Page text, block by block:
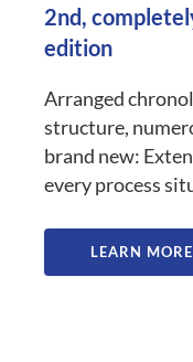
2nd,
edition
Arranged
structure,
brand new:
every process
LEARN MORE